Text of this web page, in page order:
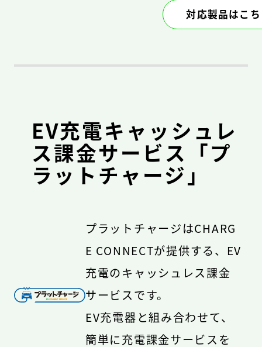
対応製品はこ
EV充電キャッシュレ
ス課金サービス「プ
ラットチャージ」
プラットチャージはCHARG
E CONNECTが提供する、EV
充電のキャッシュレス課金
サービスです。
EV充電器と組み合わせて、
簡単に充電課金サービスを